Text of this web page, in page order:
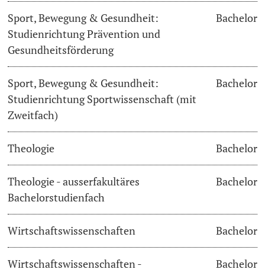
Sport, Bewegung & Gesundheit:
Studienrichtung Prävention und
Gesundheitsförderung
Bachelor
Sport, Bewegung & Gesundheit:
Studienrichtung Sportwissenschaft (mit
Zweitfach)
Bachelor
Theologie Bachelor
Theologie - ausserfakultäres
Bachelorstudienfach
Bachelor
Wirtschaftswissenschaften Bachelor
Wirtschaftswissenschaften - Bachelor